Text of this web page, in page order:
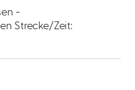
-
Strecke/Zeit: